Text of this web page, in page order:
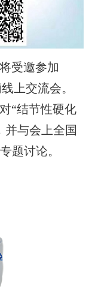
受邀参加
上交流会。
“结节性硬化
并与会上全国
题讨论。